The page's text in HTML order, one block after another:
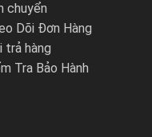
chuyển
Dõi Đơn Hàng
trả hàng
Tra Bảo Hành